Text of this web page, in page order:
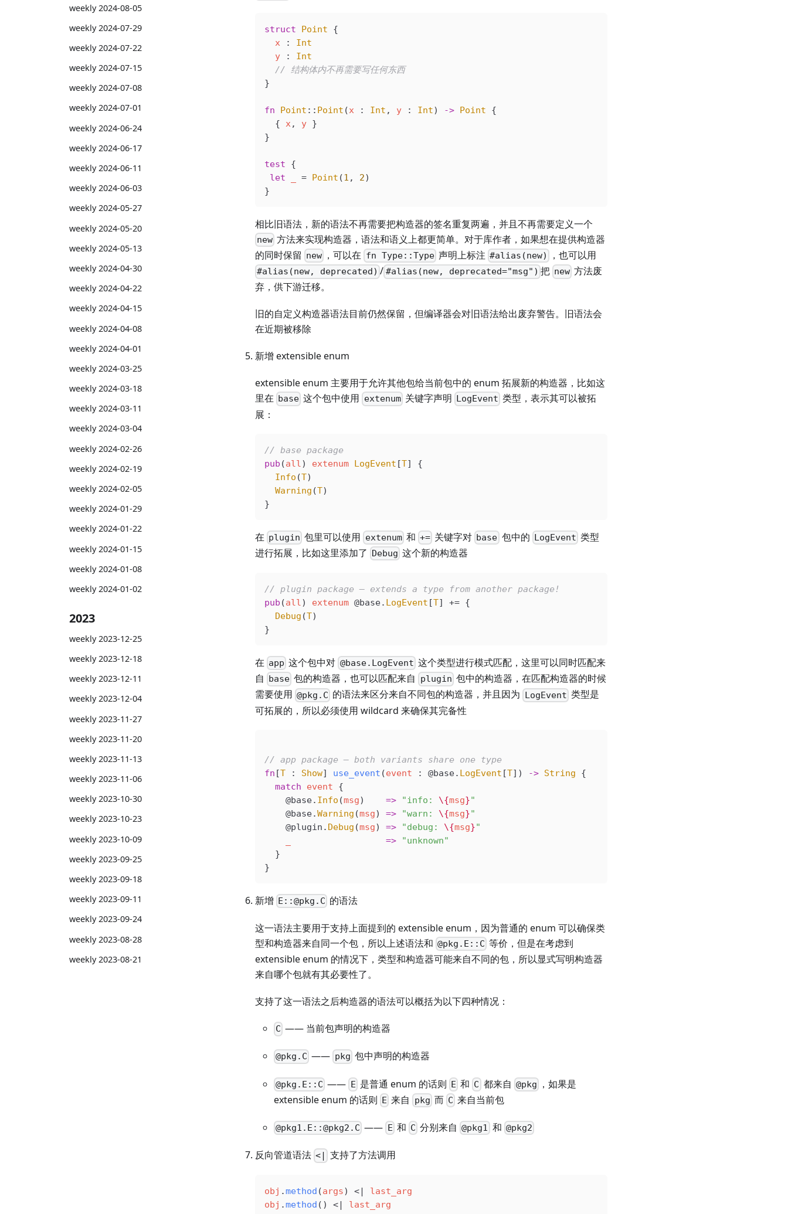
weekly 2024-08-05
weekly 2024-07-29
weekly 2024-07-22
weekly 2024-07-15
weekly 2024-07-08
weekly 2024-07-01
weekly 2024-06-24
weekly 2024-06-17
weekly 2024-06-11
weekly 2024-06-03
weekly 2024-05-27
weekly 2024-05-20
weekly 2024-05-13
weekly 2024-04-30
weekly 2024-04-22
weekly 2024-04-15
weekly 2024-04-08
weekly 2024-04-01
weekly 2024-03-25
weekly 2024-03-18
weekly 2024-03-11
weekly 2024-03-04
weekly 2024-02-26
weekly 2024-02-19
weekly 2024-02-05
weekly 2024-01-29
weekly 2024-01-22
weekly 2024-01-15
weekly 2024-01-08
weekly 2024-01-02
2023
weekly 2023-12-25
weekly 2023-12-18
weekly 2023-12-11
weekly 2023-12-04
weekly 2023-11-27
weekly 2023-11-20
weekly 2023-11-13
weekly 2023-11-06
weekly 2023-10-30
weekly 2023-10-23
weekly 2023-10-09
weekly 2023-09-25
weekly 2023-09-18
weekly 2023-09-11
weekly 2023-09-24
weekly 2023-08-28
weekly 2023-08-21
struct Point {
  x
: Int
  y
: Int
  // 结构体内不再需要写任何东西
}
fn Point :: Point (x : Int , y : Int) -> Point {
  {
x, y }
}
test {
let
= Point (1 , 2)
}
相比旧语法，新的语法不再需要把构造器的签名重复两遍，并且不再需要定义一个
new 方法来实现构造器，语法和语义上都更简单。对于库作者，如果想在提供构造器
的同时保留 new ，可以在 fn Type::Type 声明上标注 #alias(new) ，也可以用
#alias(new, deprecated) / #alias(new, deprecated="msg") 把 new 方法废
弃，供下游迁移。
旧的自定义构造器语法目前仍然保留，但编译器会对旧语法给出废弃警告。旧语法会
在近期被移除
新增 extensible enum
extensible enum 主要用于允许其他包给当前包中的 enum 拓展新的构造器，比如这
里在 base 这个包中使用 extenum关键字声明 LogEvent 类型，表示其可以被拓
展：
// base package
pub (all ) extenum LogEvent [T] {
  Info
(T)
  Warning
(T)
}
在 plugin 包里可以使用 extenum和 += 关键字对 base包中的 LogEvent 类型
进行拓展，比如这里添加了 Debug 这个新的构造器
// plugin package — extends a type from another package!
pub (all) extenum @base. LogEvent [T] += {
  Debug
(T)
}
在 app 这个包中对 @base.LogEvent 这个类型进行模式匹配，这里可以同时匹配来
自
base 包的构造器，也可以匹配来自 plugin 包中的构造器，在匹配构造器的时候
需要使用 @pkg.C 的语法来区分来自不同包的构造器，并且因为 LogEvent 类型是
可拓展的，所以必须使用 wildcard 来确保其完备性
// app package — both variants share one type
fn [T : Show] use_event (event : @base. LogEvent [T]) -> String {
  match
event {
    @base
. Info (msg) => "info: \{msg}"
    @base
.Warning (msg) => "warn: \{msg}"
    @plugin
. Debug (msg) => "debug: \{msg}"
                  =>
"unknown"
  }
}
新增 E::@pkg.C 的语法
这一语法主要用于支持上面提到的 extensible enum，因为普通的 enum 可以确保类
型和构造器来自同一个包，所以上述语法和 @pkg.E::C 等价，但是在考虑到
extensible enum 的情况下，类型和构造器可能来自不同的包，所以显式写明构造器
来自哪个包就有其必要性了。
支持了这一语法之后构造器的语法可以概括为以下四种情况：
C —— 当前包声明的构造器
@pkg.C —— pkg 包中声明的构造器
@pkg.E::C —— E 是普通 enum 的话则 E 和 C 都来自 @pkg ，如果是
extensible enum 的话则 E 来自 pkg 而 C 来自当前包
@pkg1.E::@pkg2.C —— E 和 C 分别来自@pkg1 和 @pkg2
反向管道语法 <| 支持了方法调用
obj .method (args) <|
last_arg
obj .method () <|
last_arg